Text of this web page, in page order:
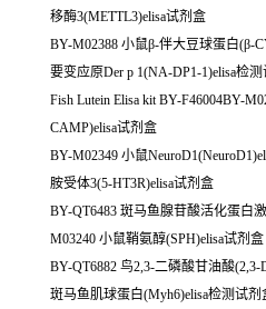
移酶3(METTL3)elisa试剂盒
BY-M02388 小鼠β-伴大豆球蛋白(β-
要变应原Der p 1(NA-DP1-1)elisa检
Fish Lutein Elisa kit BY-F46004BY-
CAMP)elisa试剂盒
BY-M02349 小鼠
胺受体3(5-HT3R)elisa试剂盒
BY-QT6483 斑马鱼腺苷酸活化蛋白
M03240 小鼠鞘氨醇(SPH)elisa试剂盒
BY-QT6882 鸟2,3-二磷酸甘油酸
斑马鱼肌球蛋白(Myh6)elisa检测试剂